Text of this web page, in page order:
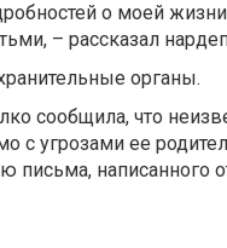
о моей
– рассказал
органы.
сообщила, что
с угрозами ее
письма, написанного